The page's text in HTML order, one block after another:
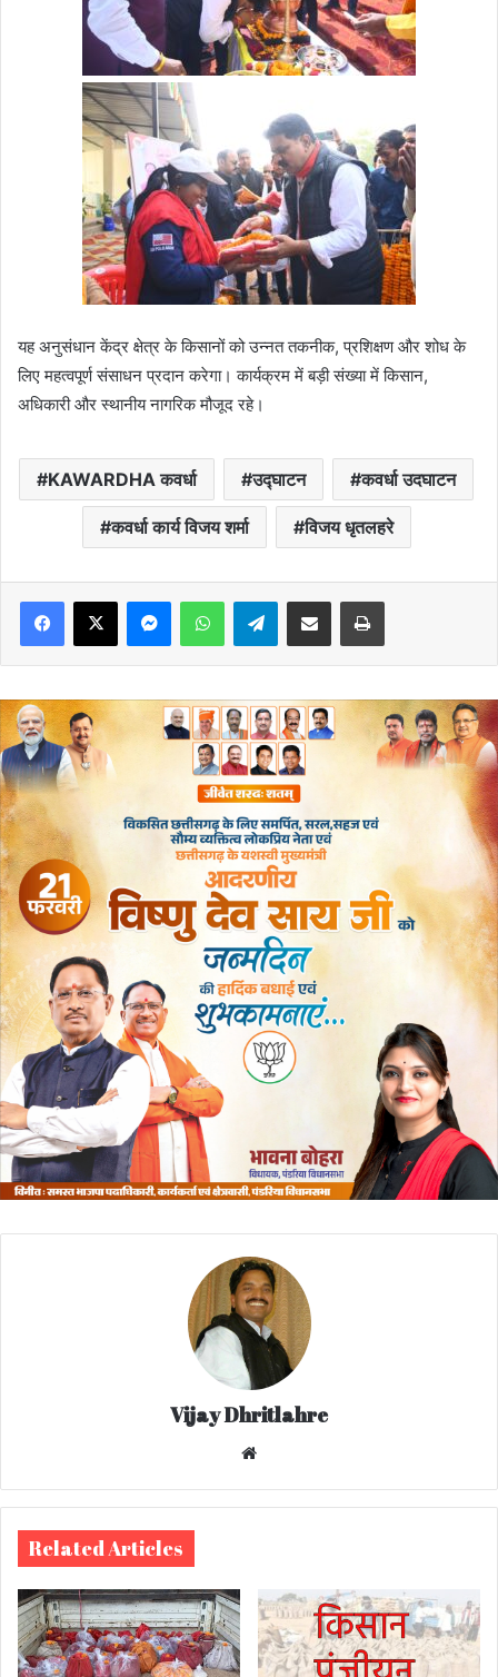
यह अनुसंधान केंद्र क्षेत्र के किसानों को उन्नत तकनीक, प्रशिक्षण और शोध के
लिए महत्वपूर्ण संसाधन प्रदान करेगा। कार्यक्रम में बड़ी संख्या में किसान,
अधिकारी और स्थानीय नागरिक मौजूद रहे।
KAWARDHA कवर्धा उद्घाटन कवर्धा उदघाटन
कवर्धा कार्य विजय शर्मा विजय धृतलहरे
Telegram
Vijay Dhritlahre
te
Related Articles